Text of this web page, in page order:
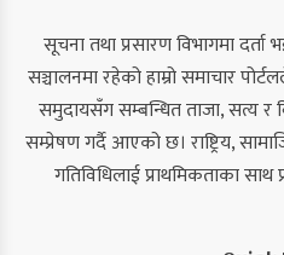
सूचना तथा प्रसारण विभागमा
सञ्चालनमा रहेको हाम्रो समाचार
समुदायसँग सम्बन्धित ताजा, सत्य र
सम्प्रेषण गर्दै आएको छ। राष्ट्रिय,
गतिविधिलाई प्राथमिकताका साथ